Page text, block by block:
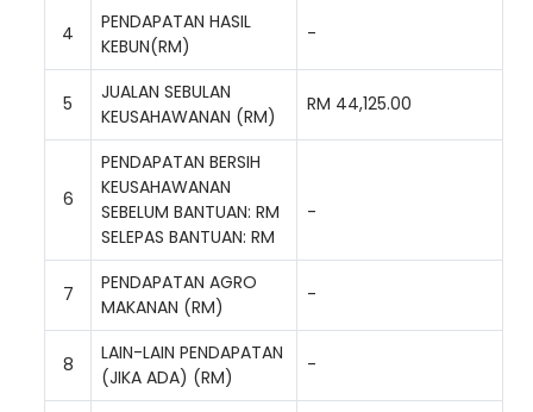
4
PENDAPATAN HASIL
KEBUN(RM)
-
5
JUALAN SEBULAN
KEUSAHAWANAN (RM)
RM 44,125.00
6
PENDAPATAN BERSIH
KEUSAHAWANAN
SEBELUM BANTUAN: RM
SELEPAS BANTUAN: RM
-
7
PENDAPATAN AGRO
MAKANAN (RM)
-
8
LAIN-LAIN PENDAPATAN
(JIKA ADA) (RM)
-